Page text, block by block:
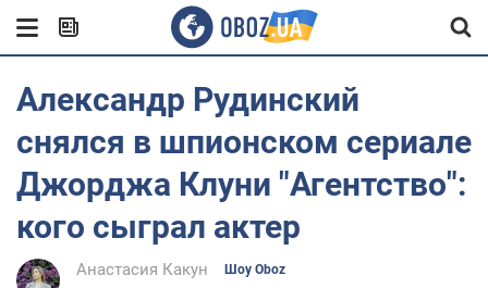
Александр Рудинский
снялся в шпионском сериале
Джорджа Клуни "Агентство":
кого сыграл актер
Анастасия Какун Шоу Oboz